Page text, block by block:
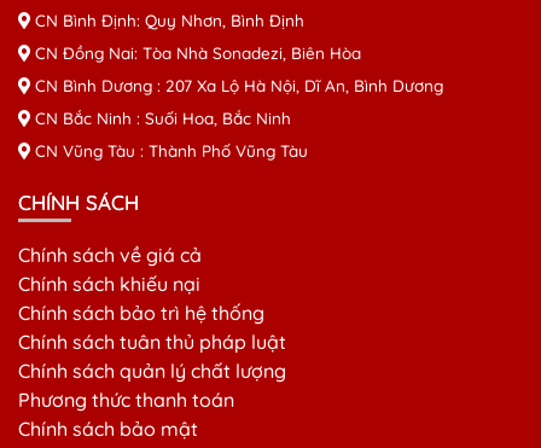
CN Bình Định: Quy Nhơn, Bình Định
CN Đồng Nai: Tòa Nhà Sonadezi, Biên Hòa
CN Bình Dương : 207 Xa Lộ Hà Nội, Dĩ An, Bình Dương
CN Bắc Ninh : Suối Hoa, Bắc Ninh
CN Vũng Tàu : Thành Phố Vũng Tàu
CHÍNH SÁCH
Chính sách về giá cả
Chính sách khiếu nại
Chính sách bảo trì hệ thống
Chính sách tuân thủ pháp luật
Chính sách quản lý chất lượng
Phương thức thanh toán
Chính sách bảo mật